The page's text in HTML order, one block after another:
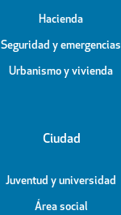
Hacienda
Seguridad y emergencias
Urbanismo y vivienda
Ciudad
Juventud y universidad
Área social